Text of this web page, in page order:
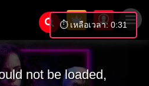
not be loaded,
⏱️ เหลือเวลา: 0:31